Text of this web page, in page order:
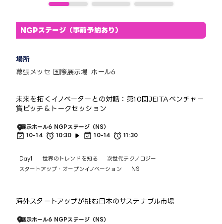
NGPステージ（事前予約あり）
場所
幕張メッセ 国際展示場 ホール6
未来を拓くイノベーターとの対話：第10回JEITAベンチャー
賞ピッチ＆トークセッション
展示ホール6 NGPステージ（NS）
10-14
10:30 10-14 11:30
Day1 世界のトレンドを知る
次世代テクノロジー
スタートアップ・オープンイノベーション
NS
海外スタートアップが挑む日本のサステナブル市場
展示ホール6 NGPステージ（NS）